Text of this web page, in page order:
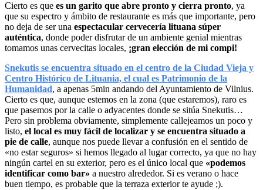
Cierto es que es un garito que abre pronto y cierra pronto, ya
que su espectro y ámbito de restaurante es más que importante, pero
no deja de ser una espectacular cervecería lituana súper
auténtica, donde poder disfrutar de un ambiente genial mientras
tomamos unas cervecitas locales, ¡gran elección de mi compi!
Snekutis se encuentra situado en el centro de la Ciudad Vieja y
Centro Histórico de Lituania, el cual es Patrimonio de la
Humanidad, a apenas 5min andando del Ayuntamiento de Vilnius.
Cierto es que, aunque estemos en la zona (que estaremos), raro es
que pasemos por la calle o adyacentes donde se sitúa Snekutis…
Pero sin problema obviamente, simplemente callejeamos un poco y
listo, el local es muy fácil de localizar y se encuentra situado a
pie de calle, aunque nos puede llevar a confusión en el sentido de
«no estar seguros» si hemos llegado al lugar correcto, ya que no hay
ningún cartel en su exterior, pero es el único local que «podemos
identificar como bar» a nuestro alrededor. Si es verano o hace
buen tiempo, es probable que la terraza exterior te ayude ;).